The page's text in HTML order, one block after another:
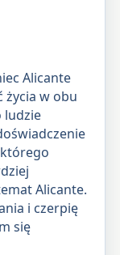
Alicante
życia w obu
ludzie
Alicante.
i czerpię
się